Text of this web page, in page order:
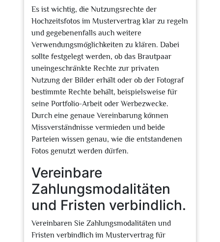
Es ist wichtig, die Nutzungsrechte der
Hochzeitsfotos im Mustervertrag klar zu regeln
und gegebenenfalls auch weitere
Verwendungsmöglichkeiten zu klären. Dabei
sollte festgelegt werden, ob das Brautpaar
uneingeschränkte Rechte zur privaten
Nutzung der Bilder erhält oder ob der Fotograf
bestimmte Rechte behält, beispielsweise für
seine Portfolio-Arbeit oder Werbezwecke.
Durch eine genaue Vereinbarung können
Missverständnisse vermieden und beide
Parteien wissen genau, wie die entstandenen
Fotos genutzt werden dürfen.
Vereinbare
Zahlungsmodalitäten
und Fristen verbindlich.
Vereinbaren Sie Zahlungsmodalitäten und
Fristen verbindlich im Mustervertrag für